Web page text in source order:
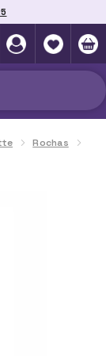
Rochas